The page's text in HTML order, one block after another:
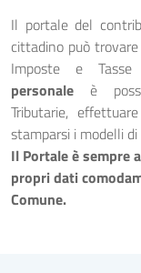
Il portale del
cittadino può
Imposte e Tasse
personale
è
Tributarie,
stamparsi i modelli
Il Portale è sempre
propri dati
Comune.